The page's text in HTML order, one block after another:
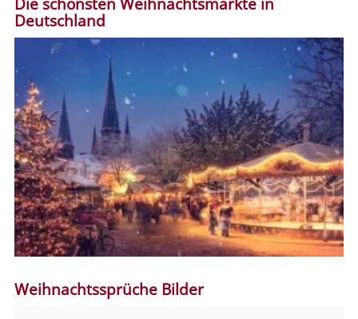
Die schönsten Weihnachtsmärkte in
Deutschland
Weihnachtssprüche Bilder